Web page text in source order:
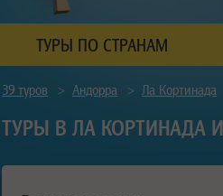
ТУРЫ ПО СТРАНАМ
39 туров > Андорра > Ла Кортинада
ТУРЫ В ЛА КОРТИНАДА